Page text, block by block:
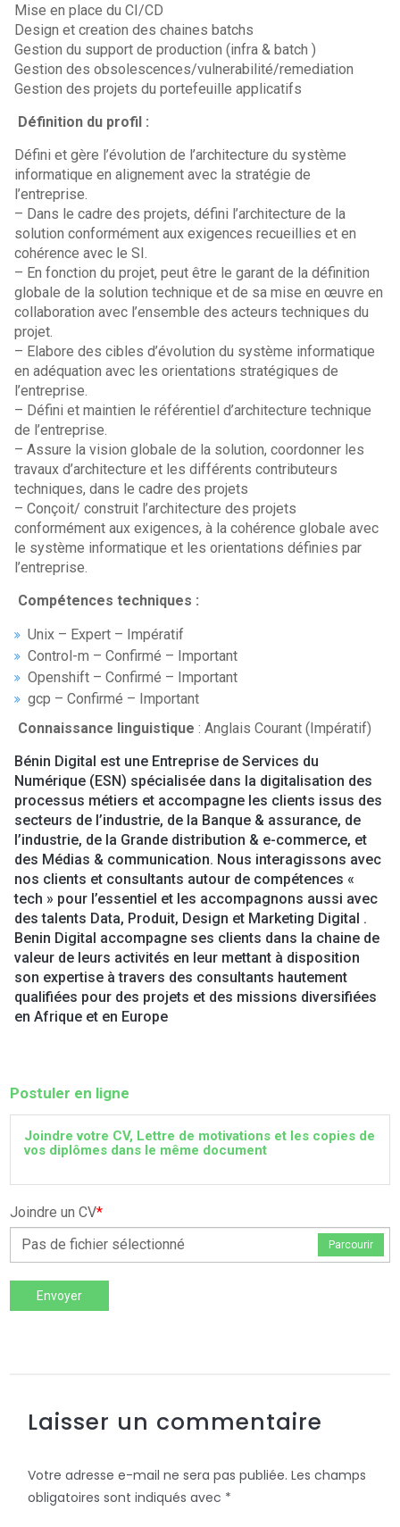
Mise en place du CI/CD
Design et creation des chaines batchs
Gestion du support de production (infra & batch )
Gestion des obsolescences/vulnerabilité/remediation
Gestion des projets du portefeuille applicatifs
Définition du profil :
Défini et gère l’évolution de l’architecture du système
informatique en alignement avec la stratégie de
l’entreprise.
– Dans le cadre des projets, défini l’architecture de la
solution conformément aux exigences recueillies et en
cohérence avec le SI.
– En fonction du projet, peut être le garant de la définition
globale de la solution technique et de sa mise en œuvre en
collaboration avec l’ensemble des acteurs techniques du
projet.
– Elabore des cibles d’évolution du système informatique
en adéquation avec les orientations stratégiques de
l’entreprise.
– Défini et maintien le référentiel d’architecture technique
de l’entreprise.
– Assure la vision globale de la solution, coordonner les
travaux d’architecture et les différents contributeurs
techniques, dans le cadre des projets
– Conçoit/ construit l’architecture des projets
conformément aux exigences, à la cohérence globale avec
le système informatique et les orientations définies par
l’entreprise.
Compétences techniques :
Unix – Expert – Impératif
Control-m – Confirmé – Important
Openshift – Confirmé – Important
gcp – Confirmé – Important
Connaissance linguistique : Anglais Courant (Impératif)
Bénin Digital est une Entreprise de Services du
Numérique (ESN) spécialisée dans la digitalisation des
processus métiers et accompagne les clients issus des
secteurs de l’industrie, de la Banque & assurance, de
l’industrie, de la Grande distribution & e-commerce, et
des Médias & communication. Nous interagissons avec
nos clients et consultants autour de compétences «
tech » pour l’essentiel et les accompagnons aussi avec
des talents Data, Produit, Design et Marketing Digital .
Benin Digital accompagne ses clients dans la chaine de
valeur de leurs activités en leur mettant à disposition
son expertise à travers des consultants hautement
qualifiées pour des projets et des missions diversifiées
en Afrique et en Europe
Postuler en ligne
Joindre votre CV, Lettre de motivations et les copies de
vos diplômes dans le même document
Joindre un CV*
Pas de fichier sélectionné
Parcourir
Envoyer
Laisser un commentaire
Votre adresse e-mail ne sera pas publiée. Les champs
obligatoires sont indiqués avec *